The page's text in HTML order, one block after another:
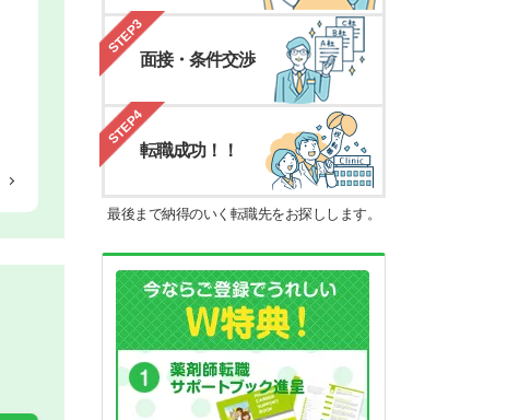
STEP3
面接・条件交渉
STEP4
転職成功！！
最後まで納得のいく転職先をお探しします。